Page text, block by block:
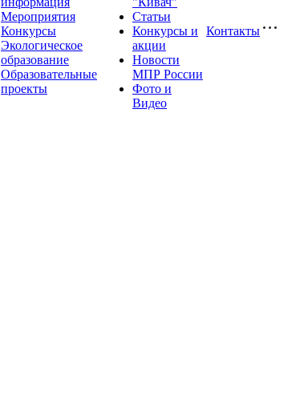
Мероприятия
Конкурсы
Экологическое
образование
Образовательные
проекты
Статьи
Конкурсы и
акции
Новости
МПР России
Фото и
Видео
Контакты